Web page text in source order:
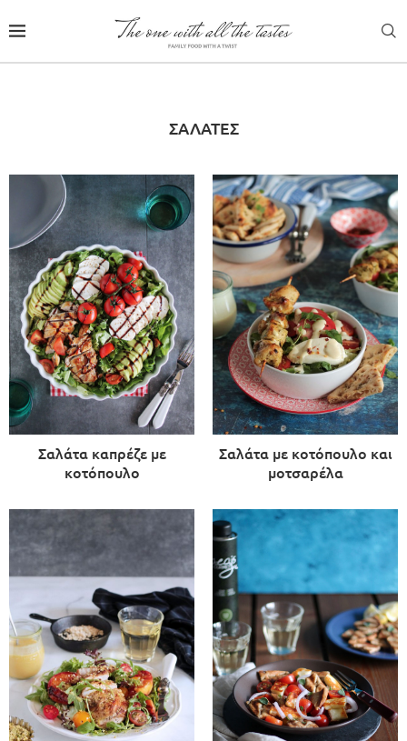
ΣΑΛΆΤΕΣ
Σαλάτα καπρέζε με
κοτόπουλο
Σαλάτα με κοτόπουλο και
μοτσαρέλα